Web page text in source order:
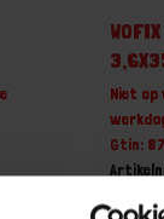
Niet
Gtin:
Prijs